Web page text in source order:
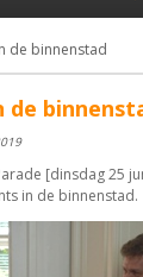
de binnenstad
de
[dinsdag 25
in de binnenstad.